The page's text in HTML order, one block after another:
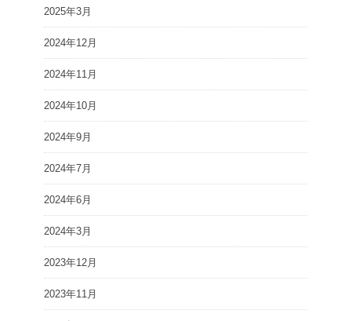
2025年3月
2024年12月
2024年11月
2024年10月
2024年9月
2024年7月
2024年6月
2024年3月
2023年12月
2023年11月